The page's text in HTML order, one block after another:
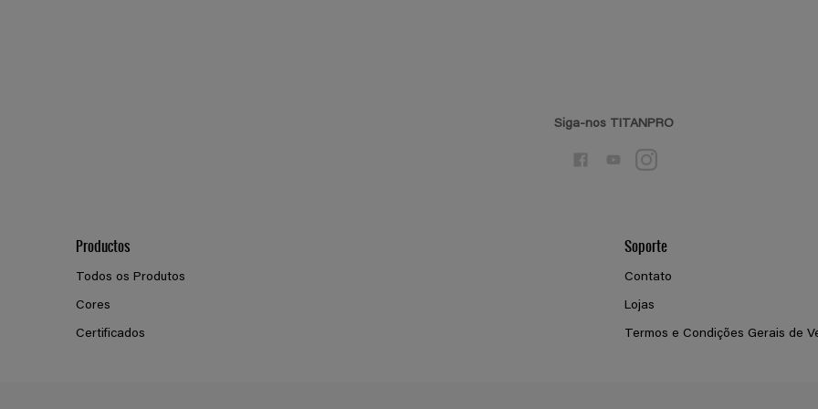
Siga-nos TITANPRO
Productos
Todos os Produtos
Cores
Certificados
Soporte
Contato
Lojas
Termos e Condições Gerais de